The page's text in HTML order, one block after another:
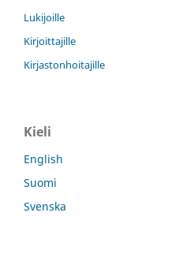
Lukijoille
Kirjoittajille
Kirjastonhoitajille
Kieli
English
Suomi
Svenska